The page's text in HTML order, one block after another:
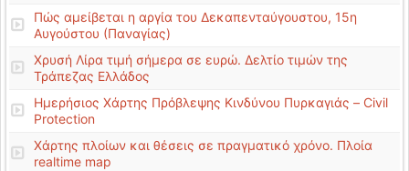
Πώς αμείβεται η αργία του Δεκαπενταύγουστου, 15η
Αυγούστου (Παναγίας)
Χρυσή Λίρα τιμή σήμερα σε ευρώ. Δελτίο τιμών της
Τράπεζας Ελλάδος
Ημερήσιος Χάρτης Πρόβλεψης Κινδύνου Πυρκαγιάς – Civil
Protection
Χάρτης πλοίων και θέσεις σε πραγματικό χρόνο. Πλοία
realtime map